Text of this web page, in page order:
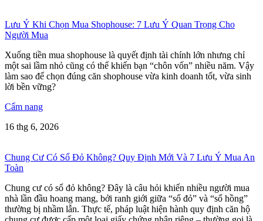
Lưu Ý Khi Chọn Mua Shophouse: 7 Lưu Ý Quan Trọng Cho
Người Mua
Xuống tiền mua shophouse là quyết định tài chính lớn nhưng chỉ
một sai lầm nhỏ cũng có thể khiến bạn “chôn vốn” nhiều năm. Vậy
làm sao để chọn đúng căn shophouse vừa kinh doanh tốt, vừa sinh
lời bền vững?
Cẩm nang
16 thg 6, 2026
Chung Cư Có Sổ Đỏ Không? Quy Định Mới Và 7 Lưu Ý Mua An
Toàn
Chung cư có sổ đỏ không? Đây là câu hỏi khiến nhiều người mua
nhà lần đầu hoang mang, bởi ranh giới giữa “sổ đỏ” và “sổ hồng”
thường bị nhầm lẫn. Thực tế, pháp luật hiện hành quy định căn hộ